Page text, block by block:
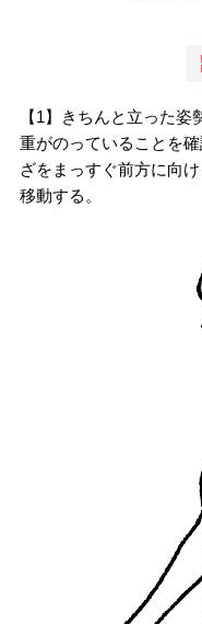
【1】きちんと立った
重がのっていることを
ざをまっすぐ前方に向
移動する。